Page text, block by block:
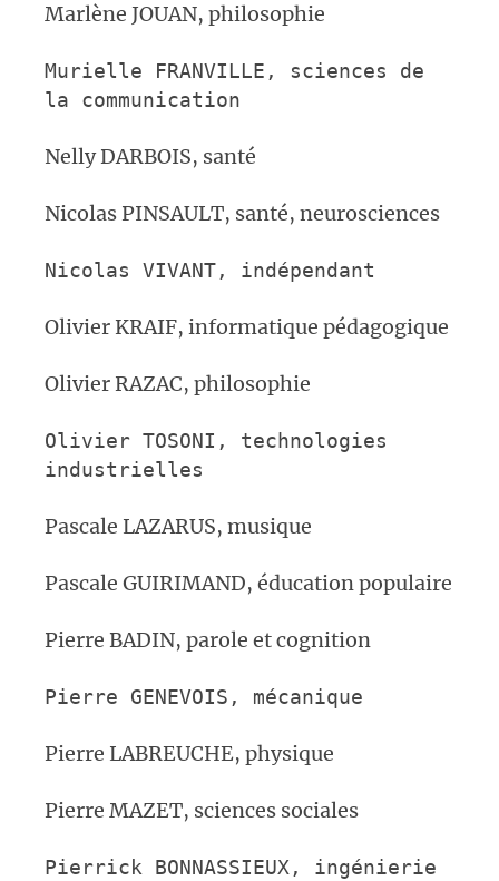
Marlène JOUAN, philosophie
Murielle FRANVILLE, sciences de
la communication
Nelly DARBOIS, santé
Nicolas PINSAULT, santé, neurosciences
Nicolas VIVANT, indépendant
Olivier KRAIF, informatique pédagogique
Olivier RAZAC, philosophie
Olivier TOSONI, technologies
industrielles
Pascale LAZARUS, musique
Pascale GUIRIMAND, éducation populaire
Pierre BADIN, parole et cognition
Pierre GENEVOIS, mécanique
Pierre LABREUCHE, physique
Pierre MAZET, sciences sociales
Pierrick BONNASSIEUX, ingénierie